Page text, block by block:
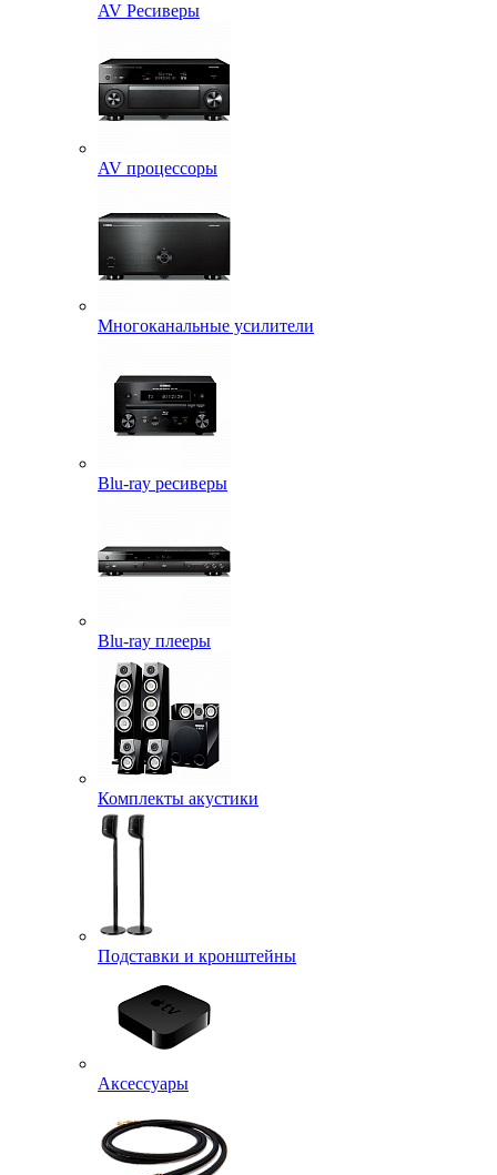
AV Ресиверы
AV процессоры
Многоканальные усилители
Blu-ray ресиверы
Blu-ray плееры
Комплекты акустики
Подставки и кронштейны
Аксессуары